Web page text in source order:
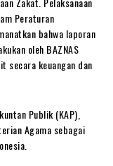
Peraturan
bahwa laporan
oleh BAZNAS
secara keuangan dan
Publik (KAP),
Agama sebagai